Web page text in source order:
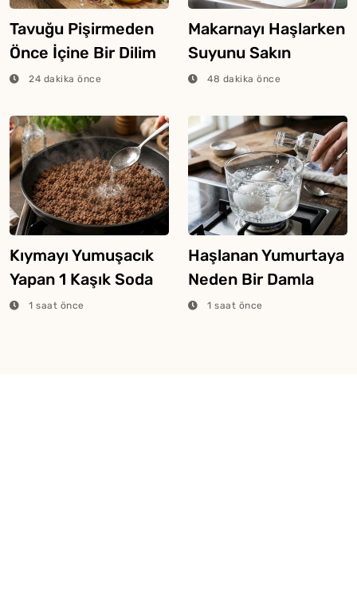
Tavuğu Pişirmeden
Önce İçine Bir Dilim
Limon Atarsanız Ne
24 dakika önce
Makarnayı Haşlarken
Suyunu Sakın
Dökmeyin
48 dakika önce
Kıymayı Yumuşacık
Yapan 1 Kaşık Soda
Yöntemi
1 saat önce
Haşlanan Yumurtaya
Neden Bir Damla
Sirke Eklenir?
1 saat önce